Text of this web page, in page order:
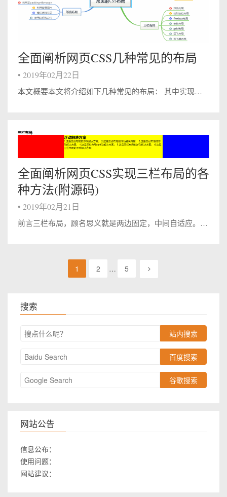
全面阐析网页CSS几种常见的布局
• 2019年02月22日
本文概要本文将介绍如下几种常见的布局： 其中实现三栏布局有多种方式，本文着重介绍圣杯布局和双飞翼布局。另外几种可以猛戳实现三栏布局的几种方法 一、单列布局 常见的单列布局有两种： header,content和footer等宽的单...
全面阐析网页CSS实现三栏布局的各
种方法(附源码)
• 2019年02月21日
前言三栏布局，顾名思义就是两边固定，中间自适应。三栏布局在实际的开发十分常见，比如淘宝网的首页，就是个典型的三栏布局：即左边商品导航和右边导航固定宽度，中间的主要内容随浏览器宽度自适应。 我们不妨假定这样一个布局：高度已知，其中左栏...
1 2 … 5
搜索
站内搜索
百度搜索
谷歌搜索
网站公告
信息公布：
使用问题：
网站建议：